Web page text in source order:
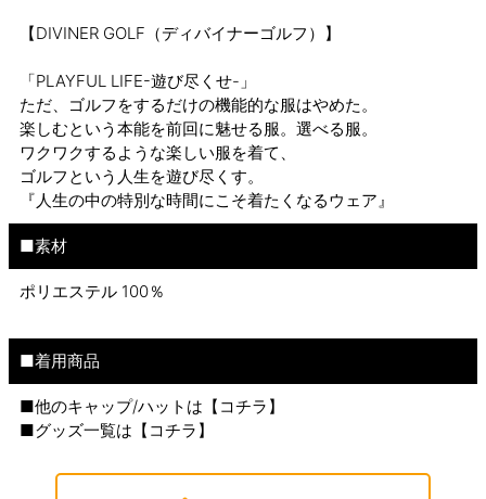
【DIVINER GOLF（ディバイナーゴルフ）】
「PLAYFUL LIFE-遊び尽くせ-」
ただ、ゴルフをするだけの機能的な服はやめた。
楽しむという本能を前回に魅せる服。選べる服。
ワクワクするような楽しい服を着て、
ゴルフという人生を遊び尽くす。
『人生の中の特別な時間にこそ着たくなるウェア』
■素材
ポリエステル 100％
■着用商品
■他のキャップ/ハットは【 コチラ 】
■グッズ一覧は【 コチラ 】